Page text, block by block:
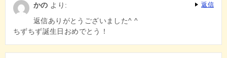
かの より:
返信ありがとうございました^ ^
ちずちず誕生日おめでとう！
返信